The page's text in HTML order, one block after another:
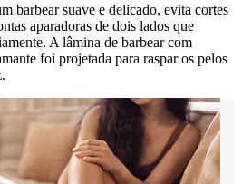
barbear suave e delicado, evita cortes
aparadoras de dois lados que
A lâmina de barbear com
foi projetada para raspar os pelos